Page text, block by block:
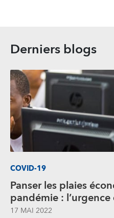
Derniers blogs
COVID-19
Panser les plaies
pandémie : l’urgence
17 MAI 2022